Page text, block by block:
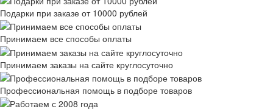
Подарки при заказе от 10000 рублей
Принимаем все способы оплаты
Принимаем заказы на сайте круглосуточно
Профессиональная помощь в подборе товаров